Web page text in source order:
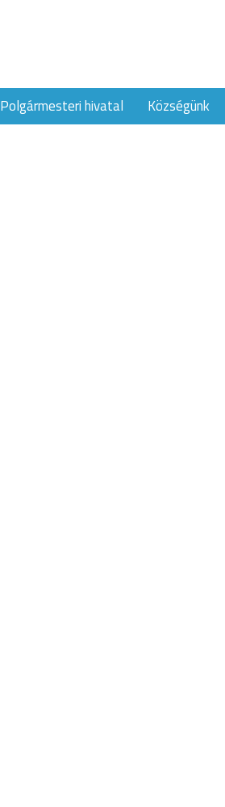
Polgármesteri hivatal Községünk